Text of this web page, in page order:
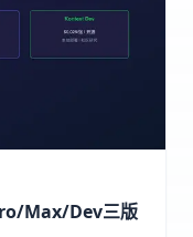
Max/Dev三版